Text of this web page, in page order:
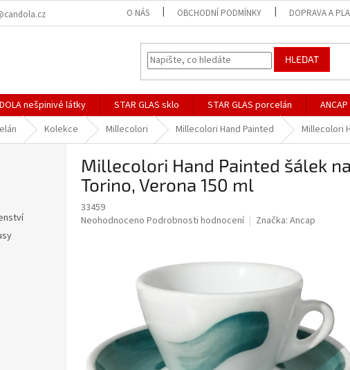
O NÁS OBCHODNÍ PODMÍNKY DOPRAVA A
HLEDAT
nešpinivé látky STAR GLAS sklo STAR GLAS porcelán
Kolekce Millecolori Millecolori Hand Painted Millecolori
Millecolori Hand Painted šálek
Torino, Verona 150 ml
33459
Průměrné
Neohodnoceno Podrobnosti hodnocení Značka: Ancap